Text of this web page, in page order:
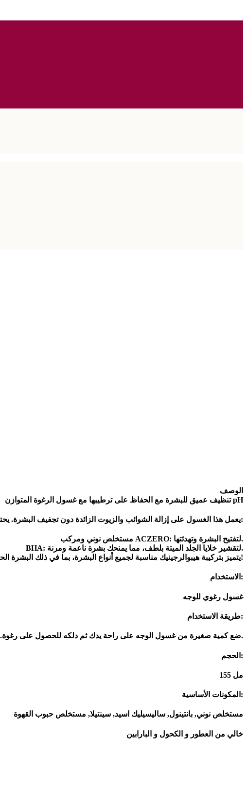
الوصف
تنظيف عميق للبشرة مع الحفاظ على ترطيبها مع غسول الرغوة المتوازن pH
يعمل هذا الغسول على إزالة الشوائب والزيوت الزائدة دون تجفيف البشرة. يحتوي على:
مستخلص نوني ومركب ACZERO: لتفتيح البشرة وتهدئتها.
BHA: لتقشير خلايا الجلد الميتة بلطف، مما يمنحك بشرة ناعمة ومرنة.
يتميز بتركيبة هيبوالرجينيك مناسبة لجميع أنواع البشرة، بما في ذلك البشرة الحساسة. دللي بشرتك بتنظيف مثالي ولطيف في آنٍ واحد!
الاستخدام:
غسول رغوي للوجه
طريقة الاستخدام:
ضع كمية صغيرة من غسول الوجه على راحة يدك ثم دلكه للحصول على رغوة. ضع الرغوة على وجهك بلطف باستخدام حركات دائرية. اشطف وجهك جيدًا بالماء الدافئ لإزالة الغسول بالكامل.
الحجم:
155 مل
المكونات الأساسية:
مستخلص نوني, بانتينول, ساليسيليك اسيد, سينتيلا, مستخلص حبوب القهوة
خالي من العطور و الكحول و البارابين